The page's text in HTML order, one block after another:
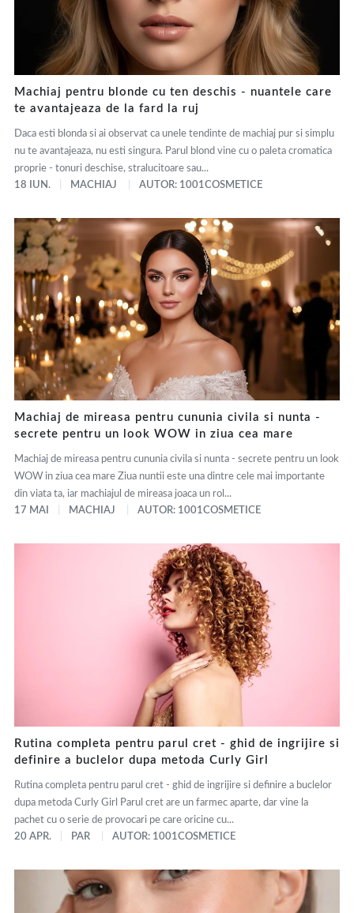
Machiaj pentru blonde cu ten deschis - nuantele care
te avantajeaza de la fard la ruj
Daca esti blonda si ai observat ca unele tendinte de machiaj pur si simplu
nu te avantajeaza, nu esti singura. Parul blond vine cu o paleta cromatica
proprie - tonuri deschise, stralucitoare sau...
18 IUN.
MACHIAJ AUTOR: 1001COSMETICE
Machiaj de mireasa pentru cununia civila si nunta -
secrete pentru un look WOW in ziua cea mare
Machiaj de mireasa pentru cununia civila si nunta - secrete pentru un look
WOW in ziua cea mare Ziua nuntii este una dintre cele mai importante
din viata ta, iar machiajul de mireasa joaca un rol...
17 MAI
MACHIAJ AUTOR: 1001COSMETICE
Rutina completa pentru parul cret - ghid de ingrijire si
definire a buclelor dupa metoda Curly Girl
Rutina completa pentru parul cret - ghid de ingrijire si definire a buclelor
dupa metoda Curly Girl Parul cret are un farmec aparte, dar vine la
pachet cu o serie de provocari pe care oricine cu...
20 APR.
PAR AUTOR: 1001COSMETICE